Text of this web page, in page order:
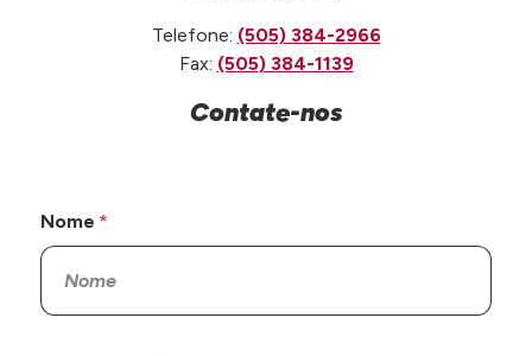
Telefone: (505) 384-2966
Fax: (505) 384-1139
Contate-nos
Nome